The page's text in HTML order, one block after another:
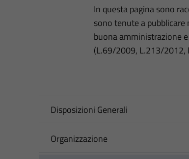
In questa pagina sono
sono tenute a
buona amministrazione
(L.69/2009, L.213/
Disposizioni Generali
Organizzazione